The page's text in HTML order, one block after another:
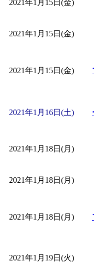
～」
子
間：
「赤ち
間：
み
「堂島
す」
2021年1月15日(金)
2021年1月15日(金)
2021年1月15日(金)
2021年1月16日(土)
2021年1月18日(月)
2021年1月18日(月)
2021年1月18日(月)
2021年1月19日(火)